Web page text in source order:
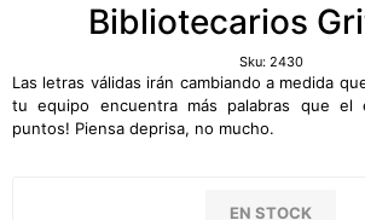
Bibliotecarios
Sku: 2430
Las letras válidas irán cambiando a medida
tu equipo encuentra más palabras que el
puntos! Piensa deprisa, no mucho.
EN STOCK